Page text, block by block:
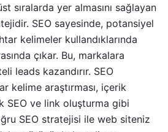
sıralarda yer almasını sağlayan
SEO sayesinde, potansiyel
kelimeler kullandıklarında
çıkar. Bu, markalara
leads kazandırır. SEO
kelime araştırması, içerik
SEO ve link oluşturma gibi
SEO stratejisi ile web siteniz